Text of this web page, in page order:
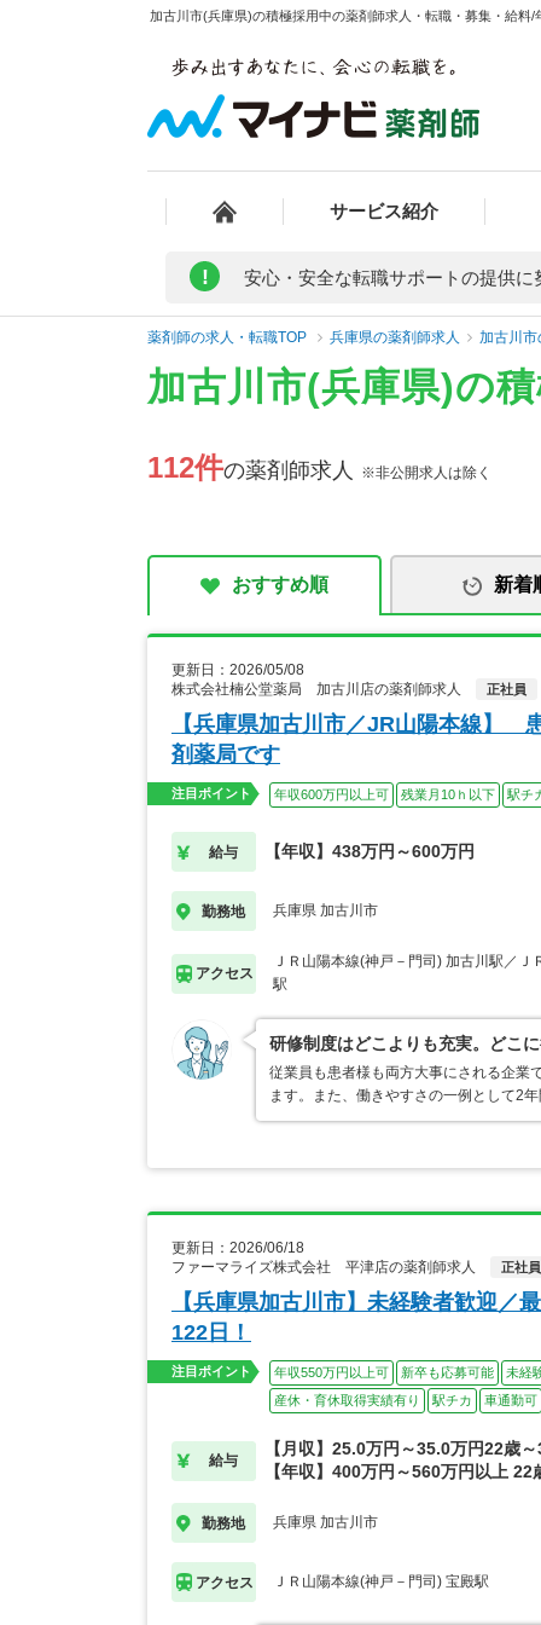
加古川市(兵庫県)の積極採用中の薬剤師求人・転職・募集・給料/
サービス紹介
! 安心・安全な転職サポートの提供に
薬剤師の求人・転職TOP 兵庫県の薬剤師求人 加古川市
加古川市(兵庫県)の
112件の薬剤師求人 ※非公開求人は除く
おすすめ順 新着
更新日：2026/05/08
株式会社楠公堂薬局 加古川店の薬剤師求人
正社員
【兵庫県加古川市／JR山陽本線】
剤薬局です
注目ポイント 年収600万円以上可 残業月10ｈ以下 駅チ
給与 【年収】438万円～600万円
勤務地 兵庫県 加古川市
アクセス
ＪＲ山陽本線(神戸－門司) 加古川駅／Ｊ
駅
研修制度はどこよりも充実。どこ
従業員も患者様も両方大事にされる企業
ます。また、働きやすさの一例として2
更新日：2026/06/18
ファーマライズ株式会社 平津店の薬剤師求人
正社員
【兵庫県加古川市】未経験者歓迎
122日！
注目ポイント 年収550万円以上可 新卒も応募可能
未経
産休・育休取得実績有り
駅チカ 車通勤可
給与
【月収】25.0万円～35.0万円22歳
【年収】400万円～560万円以上 22
勤務地 兵庫県 加古川市
アクセス ＪＲ山陽本線(神戸－門司) 宝殿駅